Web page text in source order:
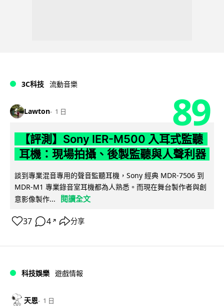
3C科技 流動音樂
Lawton 1 日 89
【評測】Sony IER-M500 入耳式監聽
耳機：現場拍攝、後製監聽與人聲利器
談到專業混音專用的聲音監聽耳機，Sony 經典 MDR-7506 到
MDR-M1 專業錄音室耳機都為人熟悉。而現在舞台製作者與創
意影像製作...
閱讀全文
37 4 ↗ 分享
科技娛樂 遊戲情報
天恩 1 日